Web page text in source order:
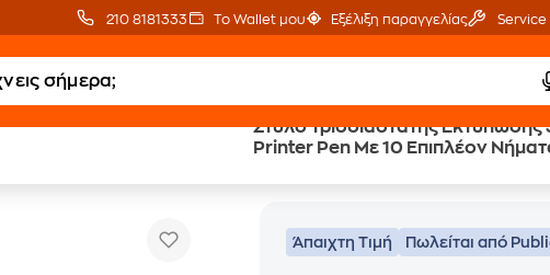
210 8181333 Το Wallet μου Εξέλιξη παραγγελίας Service
Στυλό Τρισδιάστατης Εκτύπωσης
Printer Pen Με 10 Επιπλέον
Στυλό Τρισδιάστατης Εκτύπωσης 3d Printer Pen Με 10 Επιπλέον Νήματα Εκτύπωσης
Άπαιχτη Τιμή Πωλείται από